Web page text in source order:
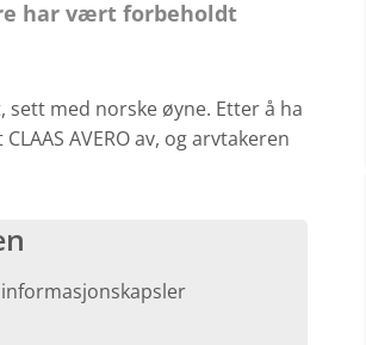
har vært forbeholdt
med norske øyne. Etter å ha
AVERO av, og arvtakeren